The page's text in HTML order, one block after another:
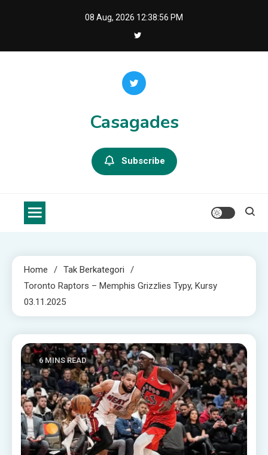
08 Aug, 2026 12:38:57 PM
Casagades
Subscribe
Home
Tak Berkategori
Toronto Raptors – Memphis Grizzlies Typy, Kursy
03.11.2025
6 MINS READ